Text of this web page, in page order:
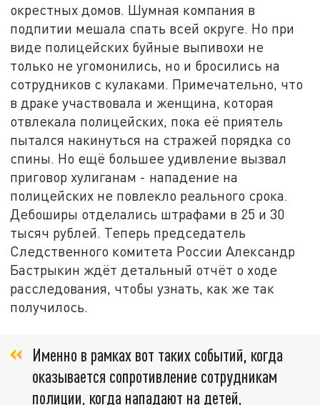
окрестных домов. Шумная компания в
подпитии мешала спать всей округе. Но при
виде полицейских буйные выпивохи не
только не угомонились, но и бросились на
сотрудников с кулаками. Примечательно, что
в драке участвовала и женщина, которая
отвлекала полицейских, пока её приятель
пытался накинуться на стражей порядка со
спины. Но ещё большее удивление вызвал
приговор хулиганам - нападение на
полицейских не повлекло реального срока.
Дебоширы отделались штрафами в 25 и 30
тысяч рублей. Теперь председатель
Следственного комитета России Александр
Бастрыкин ждёт детальный отчёт о ходе
расследования, чтобы узнать, как же так
получилось.
Именно в рамках вот таких событий, когда
оказывается сопротивление сотрудникам
полиции, когда нападают на детей,